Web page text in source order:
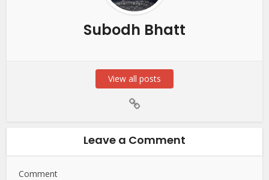
Subodh Bhatt
View all posts
Leave a Comment
Comment